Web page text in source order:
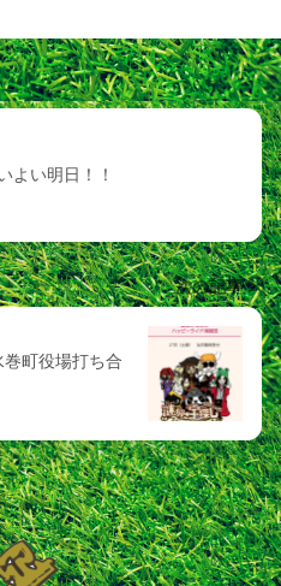
よい明日！！
次の記事
町役場打ち合